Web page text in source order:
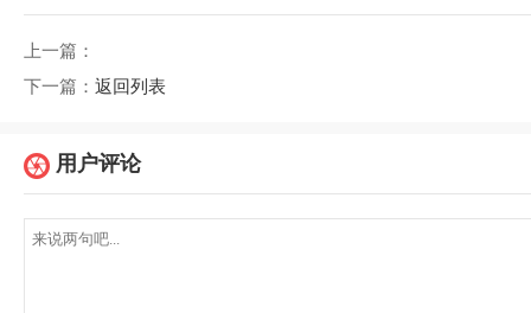
上一篇：
下一篇： 返回列表
用户评论